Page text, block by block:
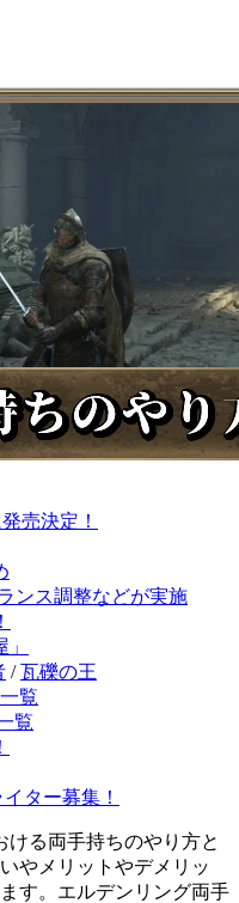
売決定！
ンス調整などが実施
」
/瓦礫の王
覧
覧
ター募集！
る両手持ちのやり方と
やメリットやデメリッ
す。エルデンリング両手